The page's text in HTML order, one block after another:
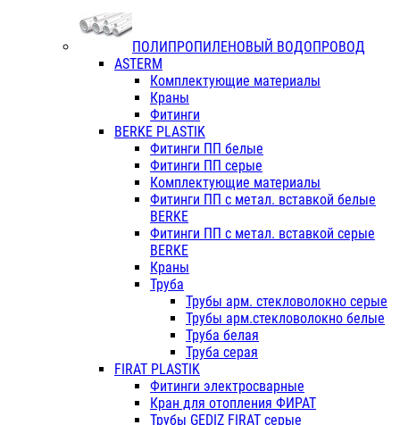
ПОЛИПРОПИЛЕНОВЫЙ ВОДОПРОВОД
ASTERM
Комплектующие материалы
Краны
Фитинги
BERKE PLASTIK
Фитинги ПП белые
Фитинги ПП серые
Комплектующие материалы
Фитинги ПП с метал. вставкой белые
BERKE
Фитинги ПП с метал. вставкой серые
BERKE
Краны
Труба
Трубы арм. стекловолокно серые
Трубы арм.стекловолокно белые
Труба белая
Труба серая
FIRAT PLASTIK
Фитинги электросварные
Кран для отопления ФИРАТ
Трубы GEDIZ FIRAT серые